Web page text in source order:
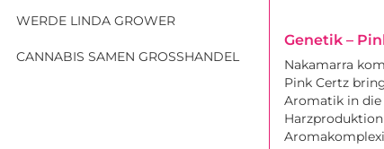
Genetik –
Nakamarra
Pink Certz
Aromatik in die
WERDE LINDA GROWER
CANNABIS SAMEN GROSSHANDEL